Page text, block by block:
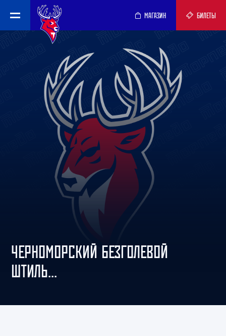
МАГАЗИН БИЛЕТЫ
ЧЕРНОМОРСКИЙ БЕЗГОЛЕВОЙ
ШТИЛЬ...